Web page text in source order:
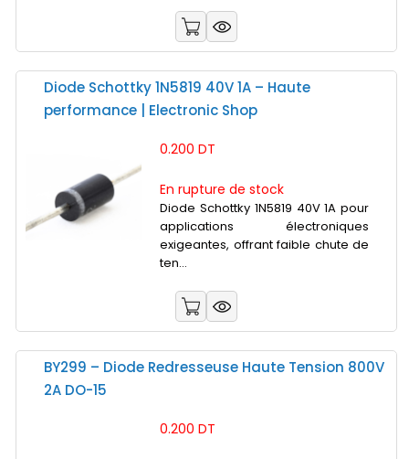
Diode Schottky 1N5819 40V 1A – Haute
performance | Electronic Shop
0.200 DT
En rupture de stock
Diode Schottky 1N5819 40V 1A pour
applications électroniques
exigeantes, offrant faible chute de
ten...
BY299 – Diode Redresseuse Haute Tension 800V
2A DO-15
0.200 DT